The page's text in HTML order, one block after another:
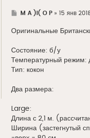
ГM A )l( O P» 15 янв
Оригинальные
Состояние: б/у
Температурный режим:
Тип: кокон
Два размера:
Large:
Длина с 2,1 м.
Ширина (застегнутый